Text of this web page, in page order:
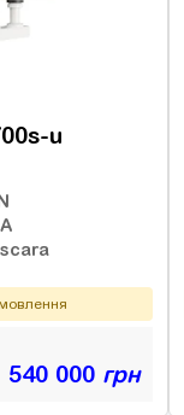
u
scara
540 000 грн